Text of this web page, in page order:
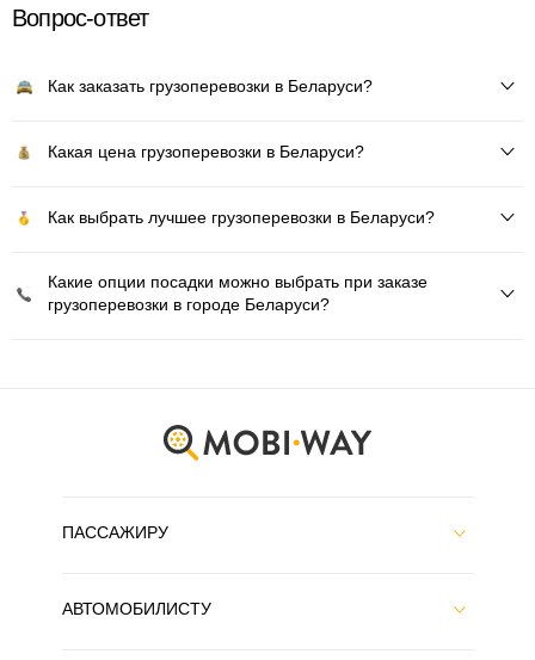
Вопрос-ответ
Как заказать грузоперевозки в Беларуси?
Какая цена грузоперевозки в Беларуси?
Как выбрать лучшее грузоперевозки в Беларуси?
Какие опции посадки можно выбрать при заказе
грузоперевозки в городе Беларуси?
ПАССАЖИРУ
АВТОМОБИЛИСТУ